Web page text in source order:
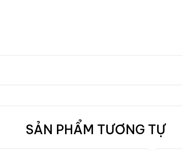
SẢN PHẨM TƯƠNG TỰ